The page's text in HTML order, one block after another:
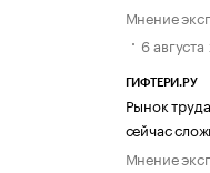
Мнение
6
ГИФТЕРИ.РУ
Рынок
сейчас
Мнение